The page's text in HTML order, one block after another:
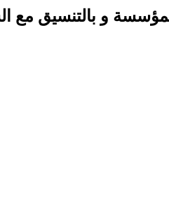
و بالتنسيق مع